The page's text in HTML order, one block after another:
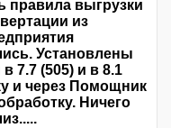
правила выгрузки
из
Установлены
7.7 (505) и в 8.1
и через Помощник
Ничего